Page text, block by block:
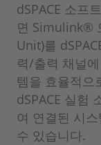
dSPACE 소프
면 Simulink®
Unit)를
력/출력 채널
템을 효율적으
dSPACE 실험
여 연결된 시
수 있습니다.